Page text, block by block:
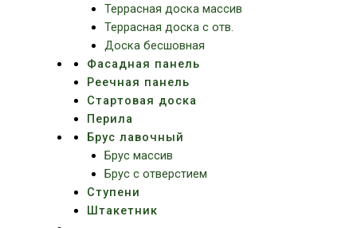
Террасная доска массив
Террасная доска c отв.
Доска бесшовная
Фасадная панель
Реечная панель
Стартовая доска
Перила
Брус лавочный
Брус массив
Брус с отверстием
Ступени
Штакетник